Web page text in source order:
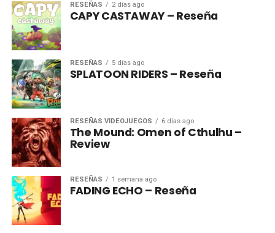
RESEÑAS 2 días ago
CAPY CASTAWAY – Reseña
RESEÑAS 5 días ago
SPLATOON RIDERS – Reseña
RESEÑAS VIDEOJUEGOS 6 días ago
The Mound: Omen of Cthulhu –
Review
RESEÑAS 1 semana ago
FADING ECHO – Reseña